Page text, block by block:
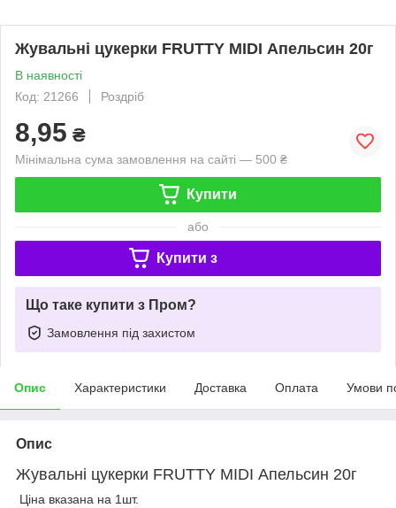
Жувальні цукерки FRUTTY MIDI Апельсин 20г
В наявності
Код: 21266
Роздріб
8,95 ₴
Мінімальна сума замовлення на сайті — 500 ₴
Купити
або
Купити з
Що таке купити з Пром?
Замовлення під захистом
Опис Характеристики Доставка Оплата Умови
Опис
Жувальні цукерки FRUTTY MIDI Апельсин 20г
Ціна вказана на 1шт.